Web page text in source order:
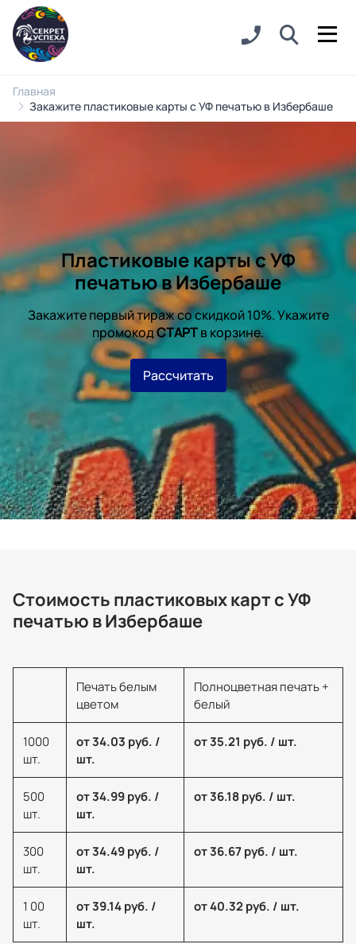
Главная
Закажите пластиковые карты с УФ печатью в Избербаше
Пластиковые карты с УФ
печатью в Избербаше
Закажите первый тираж со скидкой 10%. Укажите
промокодСТАРТв корзине.
Рассчитать
Стоимость пластиковых карт с УФ
печатью в Избербаше
Печать белым
цветом
Полноцветная печать +
белый
1000
шт.
от 34.03 руб. /
шт.
от 35.21 руб. / шт.
500
шт.
от 34.99 руб. /
шт.
от 36.18 руб. / шт.
300
шт.
от 34.49 руб. /
шт.
от 36.67 руб. / шт.
1 00
шт.
от 39.14 руб. /
шт.
от 40.32 руб. / шт.